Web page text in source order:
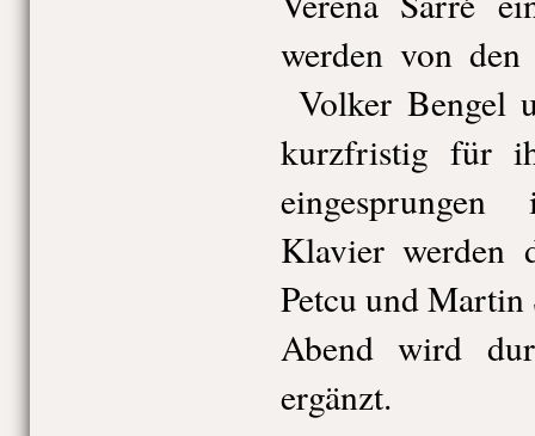
werden von den
Volker Bengel
kurzfristig für
Klavier werden
Petcu und
Abend wird
ergänzt.